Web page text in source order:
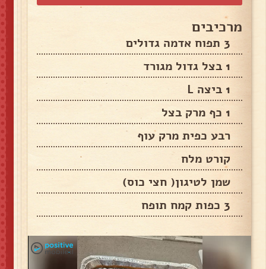
מרכיבים
3 תפוח אדמה גדולים
1 בצל גדול מגורד
1 ביצה L
1 כף מרק בצל
רבע כפית מרק עוף
קורט מלח
שמן לטיגון( חצי כוס)
3 כפות קמח תופח